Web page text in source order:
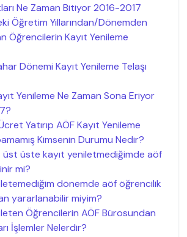
Ne Zaman Bitiyor 2016-2017
Öğretim Yıllarından/Dönemden
Öğrencilerin Kayıt Yenileme
Dönemi Kayıt Yenileme Telaşı
Yenileme Ne Zaman Sona Eriyor
Yatırıp AÖF Kayıt Yenileme
Kimsenin Durumu Nedir?
üst üste kayıt yeniletmediğimde aöf
mi?
dönemde aöf öğrencilik
yararlanabilir miyim?
Öğrencilerin AÖF Bürosundan
İşlemler Nelerdir?